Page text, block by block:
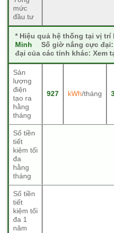
mức
đầu tư
* Hiệu quả hệ thống tại vị trí
Minh
Số giờ nắng cực đại:
đại của các tỉnh khác: Xem
Sản
lượng
điện
tạo ra
hằng
tháng
927 kWh/tháng
Số tiền
tiết
kiệm tối
đa
hằng
tháng
Số tiền
tiết
kiệm tối
đa 1
năm